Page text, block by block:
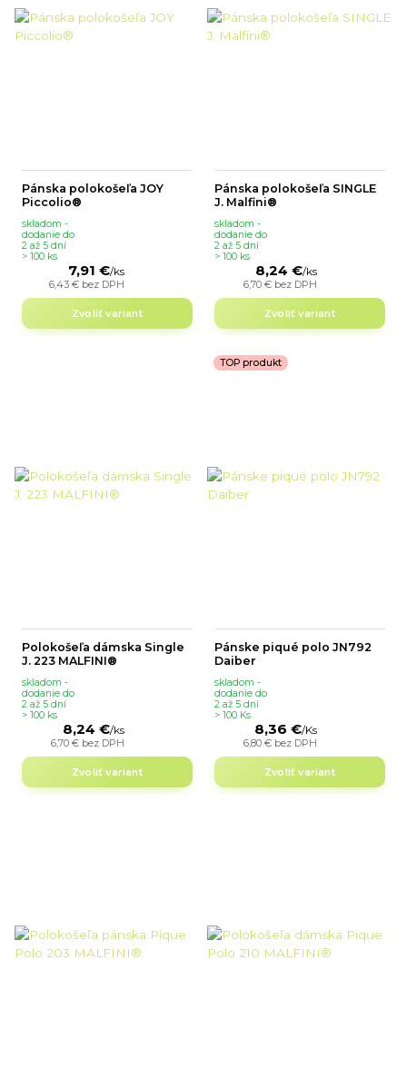
Pánska polokošeľa JOY
Piccolio®
7,91 €/ks
6,43 € bez DPH
skladom -
dodanie do
2 až 5 dní
> 100 ks
Zvoliť variant
Pánska polokošeľa SINGLE
J. Malfini®
8,24 €/ks
6,70 € bez DPH
skladom -
dodanie do
2 až 5 dní
> 100 ks
Zvoliť variant
Polokošeľa dámska Single
J. 223 MALFINI®
8,24 €/ks
6,70 € bez DPH
skladom -
dodanie do
2 až 5 dní
> 100 ks
Zvoliť variant
TOP produkt
Pánske piqué polo JN792
Daiber
8,36 €/Ks
6,80 € bez DPH
skladom -
dodanie do
2 až 5 dní
> 100 Ks
Zvoliť variant